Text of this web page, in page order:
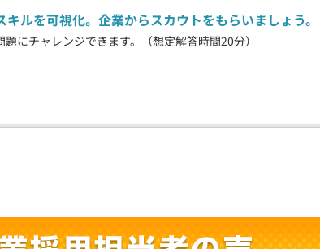
キルを可視化。企業からスカウトをもらいましょう。
にチャレンジできます。（想定解答時間20分）